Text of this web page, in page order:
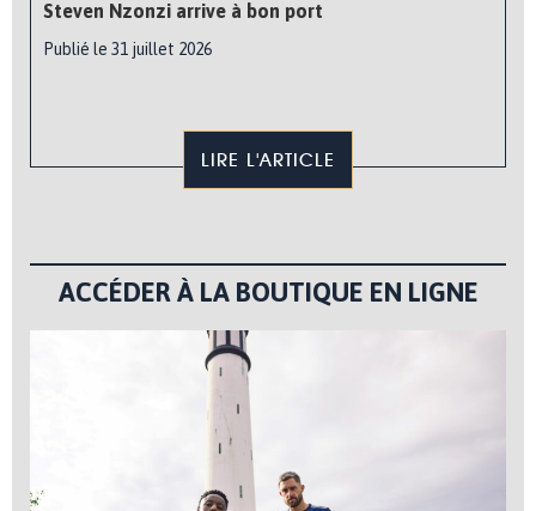
Steven Nzonzi arrive à bon port
Publié le 31 juillet 2026
LIRE L'ARTICLE
ACCÉDER À LA BOUTIQUE EN LIGNE